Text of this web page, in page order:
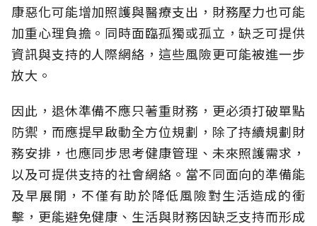
康惡化可能增加照護與醫療支出，財務壓力也可能
加重心理負擔。同時面臨孤獨或孤立，缺乏可提供
資訊與支持的人際網絡，這些風險更可能被進一步
放大。
因此，退休準備不應只著重財務，更必須打破單點
防禦，而應提早啟動全方位規劃，除了持續規劃財
務安排，也應同步思考健康管理、未來照護需求，
以及可提供支持的社會網絡。當不同面向的準備能
及早展開，不僅有助於降低風險對生活造成的衝
擊，更能避免健康、生活與財務因缺乏支持而形成